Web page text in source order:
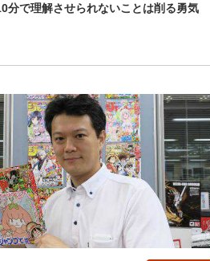
分で理解させられないことは削る勇気